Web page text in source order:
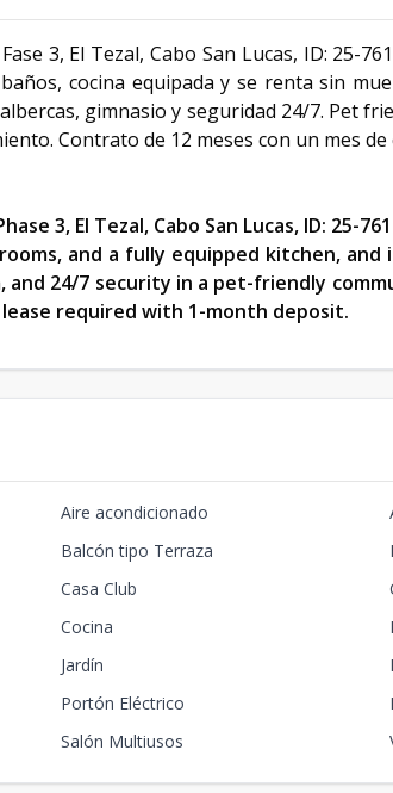
3, El Tezal, Cabo San Lucas, ID: 25-
cocina equipada y se renta sin
gimnasio y seguridad 24/7. Pet
Contrato de 12 meses con un mes
3, El Tezal, Cabo San Lucas, ID:
and a fully equipped kitchen,
and 24/7 security in a pet-friendly
required with 1-month deposit.
Aire acondicionado
Balcón tipo Terraza
Casa Club
Cocina
Jardín
Portón Eléctrico
Salón Multiusos